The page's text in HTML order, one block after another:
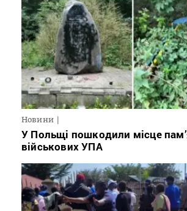
Новини
У Польщі пошкодили місце
військових УПА